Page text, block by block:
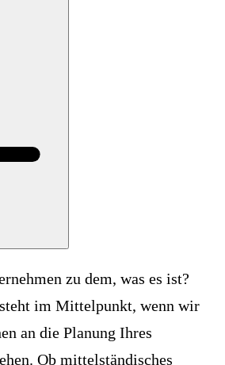
zu dem, was es ist?
steht im Mittelpunkt, wenn wir
an die Planung Ihres
Ob mittelständisches